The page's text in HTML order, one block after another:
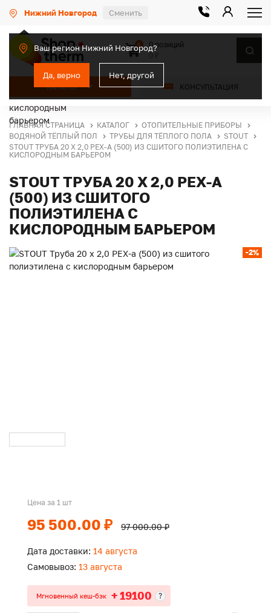
Нижний Новгород Сменить
Ваш регион Нижний Новгород?
Да, верно Нет, другой
КАТАЛОГ КОНСУЛЬТАЦИЯ
0
0 позиций
ГЛАВНАЯ СТРАНИЦА КАТАЛОГ
ОТОПИТЕЛЬНЫЕ ПРИБОРЫ
ВОДЯНОЙ ТЁПЛЫЙ ПОЛ
ТРУБЫ ДЛЯ ТЁПЛОГО ПОЛА
STOUT
STOUT ТРУБА 20 Х 2,0 PEX-A (500) ИЗ СШИТОГО ПОЛИЭТИЛЕНА С
КИСЛОРОДНЫМ БАРЬЕРОМ
STOUT ТРУБА 20 Х 2,0 PEX-A
(500) ИЗ СШИТОГО
ПОЛИЭТИЛЕНА С
КИСЛОРОДНЫМ БАРЬЕРОМ
-2%
Цена за 1 шт
95 500.00 ₽ 97 000.00 ₽
Дата доставки: 14 августа
Самовывоз: 13 августа
Мгновенный кеш-бэк + 19100 ?